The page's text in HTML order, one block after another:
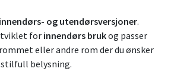
innendørs- og utendørsversjoner.
for innendørs brukog passer
eller andre rom der du ønsker
belysning.